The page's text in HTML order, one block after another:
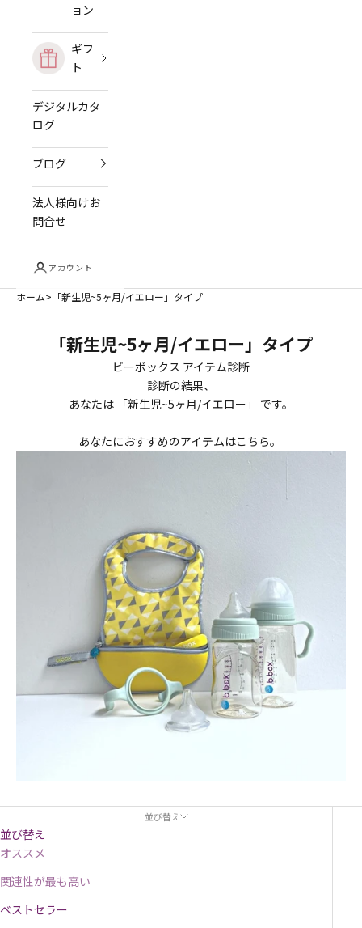
ョン
ギフ
ト
デジタルカタ
ログ
ブログ
法人様向けお
問合せ
アカウント
ホーム 「新生児~5ヶ月/イエロー」タイプ
「新生児~5ヶ月/イエロー」タイプ
ビーボックス アイテム診断
診断の結果、
あなたは 「新生児~5ヶ月/イエロー 」 です。
あなたにおすすめのアイテムはこちら。
並び替え
並び替え
オススメ
関連性が最も高い
ベストセラー